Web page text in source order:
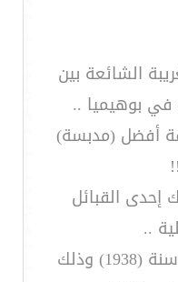
الشائعة بين
بوهيميا ..
أفضل (مدبسة)
إحدى القبائل
..
أن يضرب الرقم القياسي سنة (1938) وذلك